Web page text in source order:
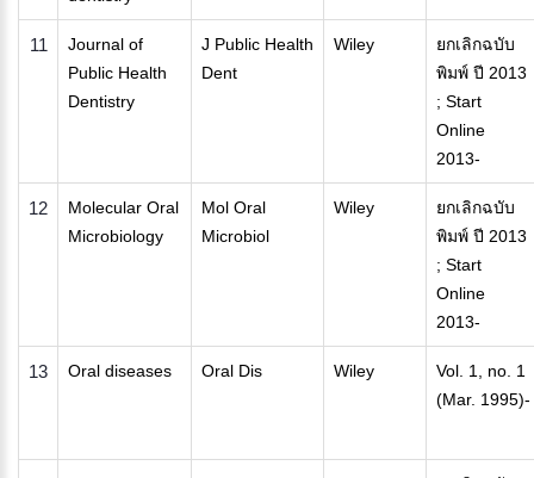
11
Journal of
Public Health
Dentistry
J Public Health
Dent
Wiley
ยกเลิกฉบับ
พิมพ์ ปี 2013
; Start
Online
2013-
12
Molecular Oral
Microbiology
Mol Oral
Microbiol
Wiley
ยกเลิกฉบับ
พิมพ์ ปี 2013
; Start
Online
2013-
13 Oral diseases Oral Dis Wiley
Vol. 1, no. 1
(Mar. 1995)-